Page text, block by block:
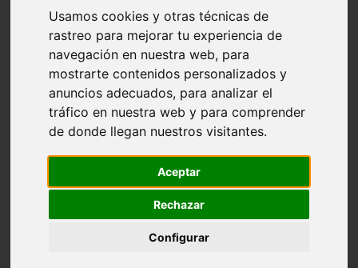
Usamos cookies y otras técnicas de
rastreo para mejorar tu experiencia de
navegación en nuestra web, para
mostrarte contenidos personalizados y
anuncios adecuados, para analizar el
tráfico en nuestra web y para comprender
de donde llegan nuestros visitantes.
Aceptar
Rechazar
Configurar
Málaga - júzcar
Huesca - alquézar
Huesca - castejón-de-sos
Lleida - alt-àneu
Córdoba - almedinilla
Navarra - zangoza
Cantabria - arenas-de-iguña
Barcelona - la-pobla-de-lillet
Murcia - cartagena
Madrid - nuevo-baztán